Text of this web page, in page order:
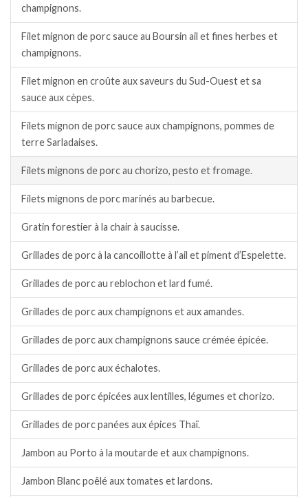
champignons.
Filet mignon de porc sauce au Boursin ail et fines herbes et
champignons.
Filet mignon en croûte aux saveurs du Sud-Ouest et sa
sauce aux cèpes.
Filets mignon de porc sauce aux champignons, pommes de
terre Sarladaises.
Filets mignons de porc au chorizo, pesto et fromage.
Filets mignons de porc marinés au barbecue.
Gratin forestier à la chair à saucisse.
Grillades de porc à la cancoillotte à l’ail et piment d’Espelette.
Grillades de porc au reblochon et lard fumé.
Grillades de porc aux champignons et aux amandes.
Grillades de porc aux champignons sauce crémée épicée.
Grillades de porc aux échalotes.
Grillades de porc épicées aux lentilles, légumes et chorizo.
Grillades de porc panées aux épices Thaï.
Jambon au Porto à la moutarde et aux champignons.
Jambon Blanc poêlé aux tomates et lardons.